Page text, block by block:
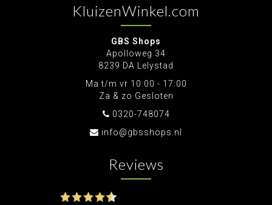
KluizenWinkel.com
GBS Shops
Apolloweg 34
8239 DA Lelystad
Ma t/m vr 10:00 - 17:00
Za & zo Gesloten
0320-748074
info@gbsshops.nl
Reviews